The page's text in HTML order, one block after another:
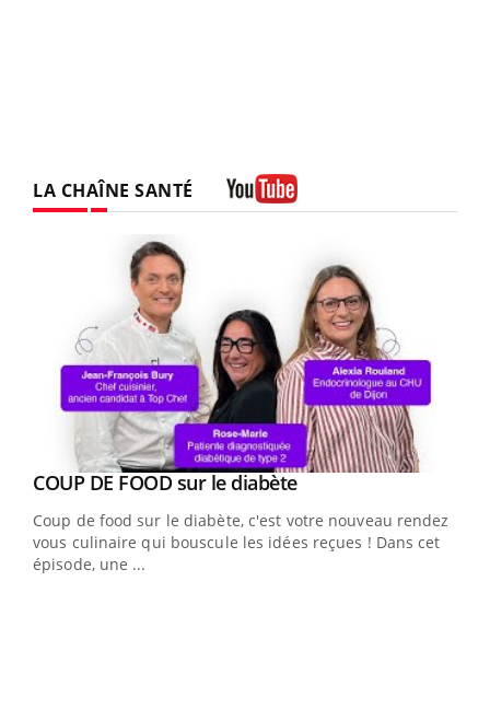
LA CHAÎNE SANTÉ
Youtube
COUP DE FOOD sur le diabèteYoutube
Coup de food sur le diabète, c'est votre nouveau rendez-
vous culinaire qui bouscule les idées reçues ! Dans cet
épisode, une ...